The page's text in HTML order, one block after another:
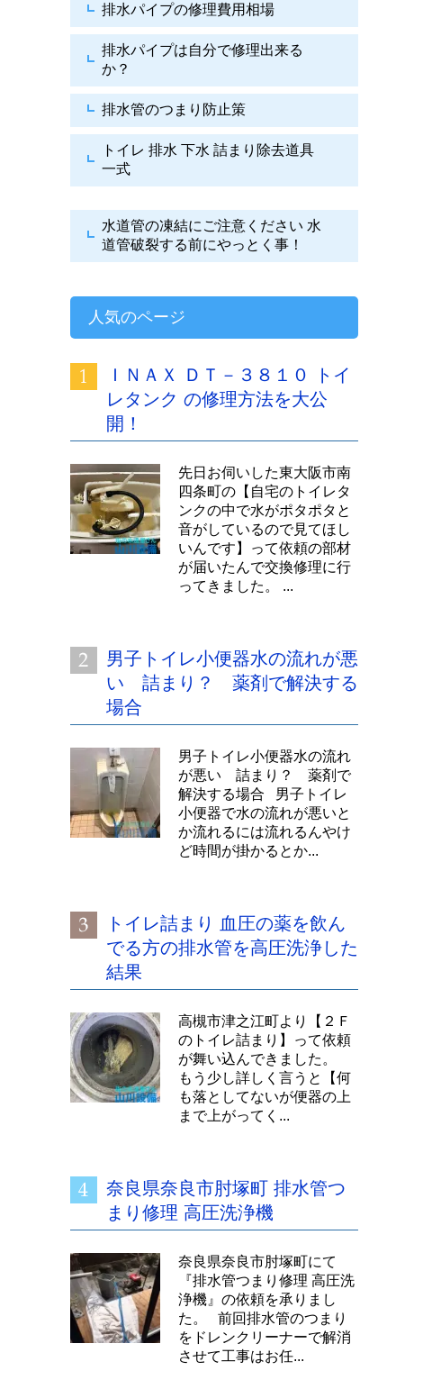
排水パイプの修理費用相場
排水パイプは自分で修理出来る
か？
排水管のつまり防止策
トイレ 排水 下水 詰まり除去道具
一式
水道管の凍結にご注意ください 水
道管破裂する前にやっとく事！
人気のページ
ＩＮＡＸ ＤＴ－３８１０ トイ
レタンク の修理方法を大公
開！
先日お伺いした東大阪市南
四条町の【自宅のトイレタ
ンクの中で水がポタポタと
音がしているので見てほし
いんです】って依頼の部材
が届いたんで交換修理に行
ってきました。 ...
男子トイレ小便器水の流れが悪
い 詰まり？ 薬剤で解決する
場合
男子トイレ小便器水の流れ
が悪い 詰まり？ 薬剤で
解決する場合 男子トイレ
小便器で水の流れが悪いと
か流れるには流れるんやけ
ど時間が掛かるとか...
トイレ詰まり 血圧の薬を飲ん
でる方の排水管を高圧洗浄した
結果
高槻市津之江町より【２Ｆ
のトイレ詰まり】って依頼
が舞い込んできました。
もう少し詳しく言うと【何
も落としてないが便器の上
まで上がってく...
奈良県奈良市肘塚町 排水管つ
まり修理 高圧洗浄機
奈良県奈良市肘塚町にて
『排水管つまり修理 高圧洗
浄機』の依頼を承りまし
た。 前回排水管のつまり
をドレンクリーナーで解消
させて工事はお任...